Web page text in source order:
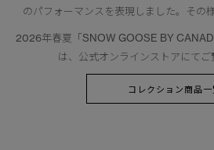
のパフォーマンスを表現しました。その
2026年春夏「SNOW GOOSE BY
は、公式オンラインストアにてご
コレクション商品一